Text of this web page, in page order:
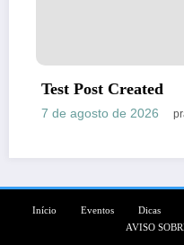
Dicas